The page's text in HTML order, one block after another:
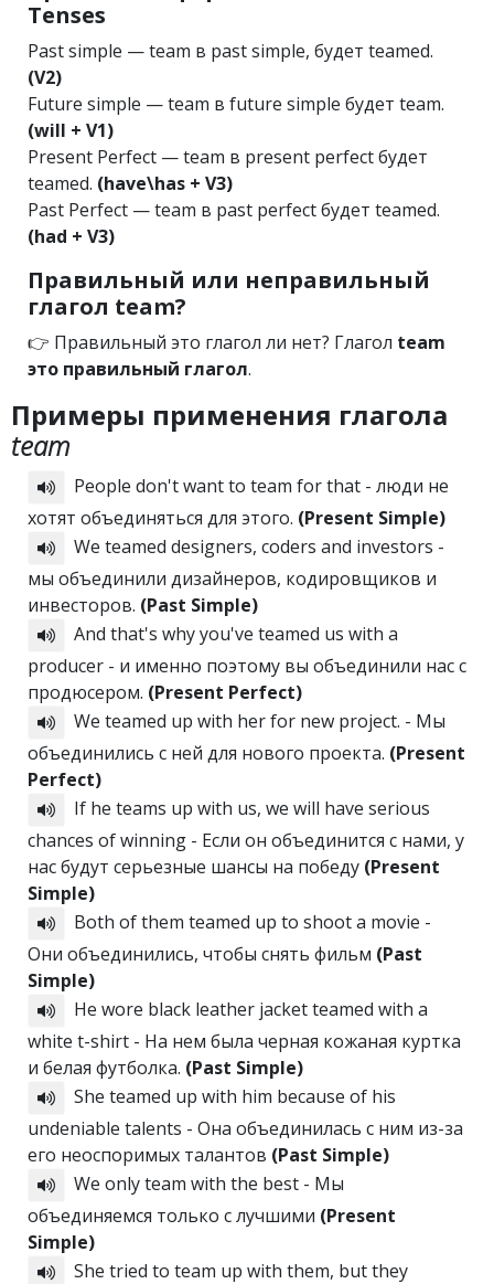
Tenses
Past simple — team в past simple, будет teamed.
(V2)
Future simple — team в future simple будет team.
(will + V1)
Present Perfect — team в present perfect будет
teamed. (have\has + V3)
Past Perfect — team в past perfect будет teamed.
(had + V3)
Правильный или неправильный
глагол team?
👉 Правильный это глагол ли нет? Глагол team
это правильный глагол.
Примеры применения глагола
team
People don't want to team for that - люди не
хотят объединяться для этого. (Present Simple)
We teamed designers, coders and investors -
мы объединили дизайнеров, кодировщиков и
инвесторов. (Past Simple)
And that's why you've teamed us with a
producer - и именно поэтому вы объединили нас с
продюсером. (Present Perfect)
We teamed up with her for new project. - Мы
объединились с ней для нового проекта. (Present
Perfect)
If he teams up with us, we will have serious
chances of winning - Если он объединится с нами, у
нас будут серьезные шансы на победу (Present
Simple)
Both of them teamed up to shoot a movie -
Они объединились, чтобы снять фильм (Past
Simple)
He wore black leather jacket teamed with a
white t-shirt - На нем была черная кожаная куртка
и белая футболка. (Past Simple)
She teamed up with him because of his
undeniable talents - Она объединилась с ним из-за
его неоспоримых талантов (Past Simple)
We only team with the best - Мы
объединяемся только с лучшими (Present
Simple)
She tried to team up with them, but they